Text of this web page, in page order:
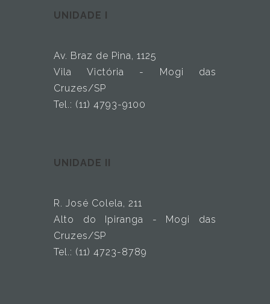
UNIDADE I
Av. Braz de Pina, 1125
Vila Victória - Mogi das
Cruzes/SP
Tel.: (11) 4793-9100
UNIDADE II
R. José Colela, 211
Alto do Ipiranga - Mogi das
Cruzes/SP
Tel.: (11) 4723-8789